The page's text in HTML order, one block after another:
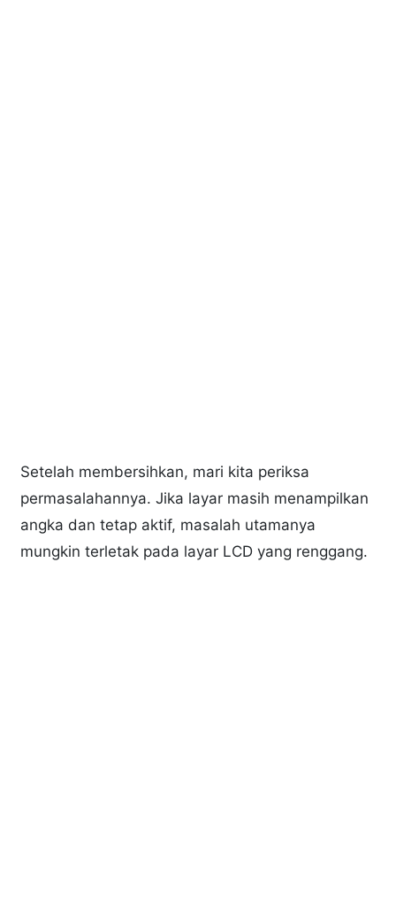
Setelah membersihkan, mari kita periksa
permasalahannya. Jika layar masih menampilkan
angka dan tetap aktif, masalah utamanya
mungkin terletak pada layar LCD yang renggang.